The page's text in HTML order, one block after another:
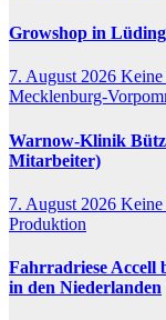
Growshop in
7. August 2026 Keine
Mecklenburg-
Warnow-Klinik
Mitarbeiter)
7. August 2026 Keine
Produktion
Fahrradriese Accell
in den Niederlanden